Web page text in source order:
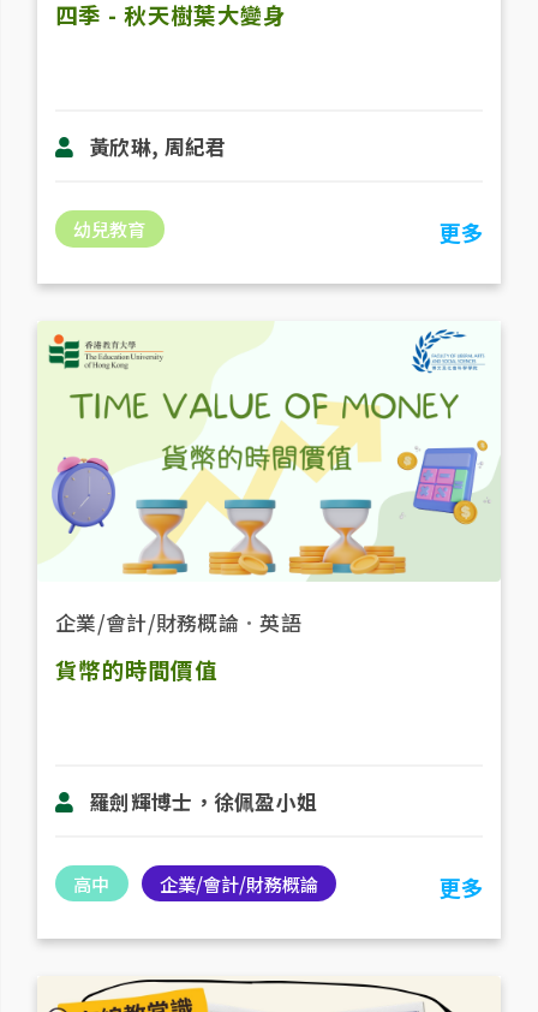
四季 - 秋天樹葉大變身
黃欣琳, 周紀君
幼兒教育 更多
企業/會計/財務概論 ．英語
貨幣的時間價值
羅劍輝博士，徐佩盈小姐
高中 企業/會計/財務概論 更多